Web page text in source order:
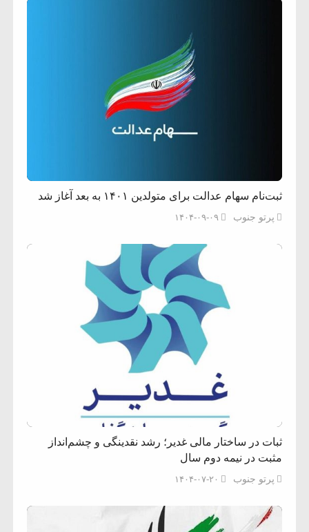
ثبت‌نام سهام عدالت برای متولدین ۱۴۰۱ به بعد آغاز شد
پرتو جنوب ۱۴۰۴-۰۹-۰۹
ثبات در ساختار مالی غدیر؛ رشد نقدینگی و چشم‌انداز
مثبت در نیمه دوم سال
پرتو جنوب ۱۴۰۴-۰۷-۲۰